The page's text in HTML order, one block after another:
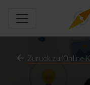
Zurück zu 'Online-